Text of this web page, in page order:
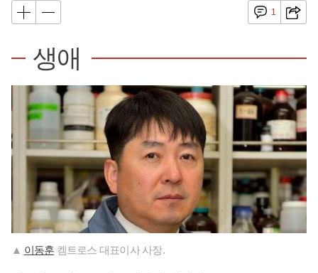
1
생애
▲ 이동훈 켐트로스 대표이사 사장.